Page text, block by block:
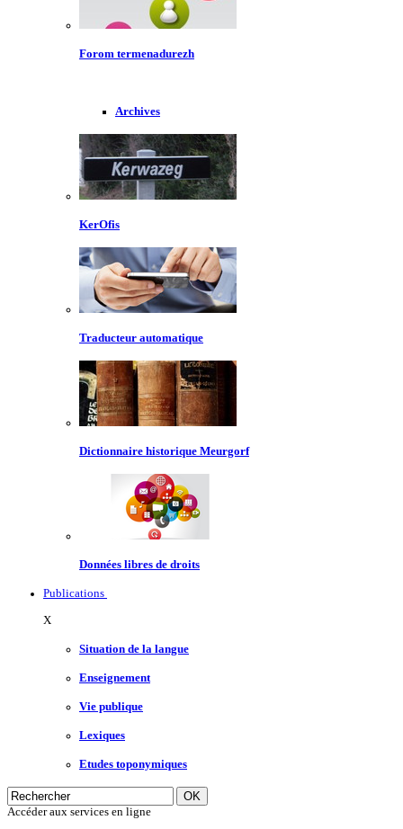
Forom termenadurezh
Archives
KerOfis
Traducteur automatique
Dictionnaire historique Meurgorf
Données libres de droits
Publications
X
Situation de la langue
Enseignement
Vie publique
Lexiques
Etudes toponymiques
Accéder aux services en ligne